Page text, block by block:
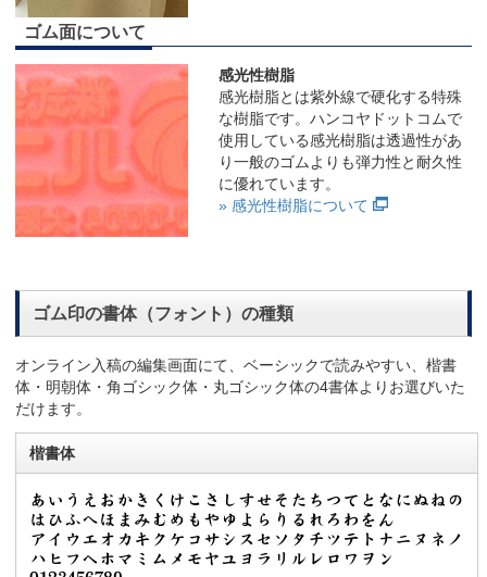
ゴム面について
感光性樹脂
感光樹脂とは紫外線で硬化する特殊
な樹脂です。ハンコヤドットコムで
使用している感光樹脂は透過性があ
り一般のゴムよりも弾力性と耐久性
に優れています。
» 感光性樹脂について
ゴム印の書体（フォント）の種類
オンライン入稿の編集画面にて、ベーシックで読みやすい、楷書
体・明朝体・角ゴシック体・丸ゴシック体の4書体よりお選びいた
だけます。
楷書体